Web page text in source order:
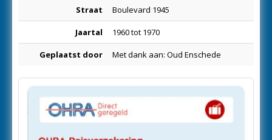
Straat Boulevard 1945
Jaartal 1960 tot 1970
Geplaatst door Met dank aan: Oud Enschede